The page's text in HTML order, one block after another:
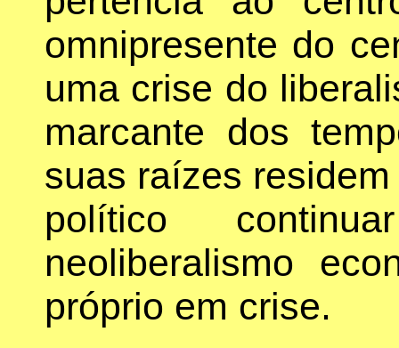
omnipresente do
uma crise do
marcante dos
suas raízes
político
neoliberalismo
próprio em crise.